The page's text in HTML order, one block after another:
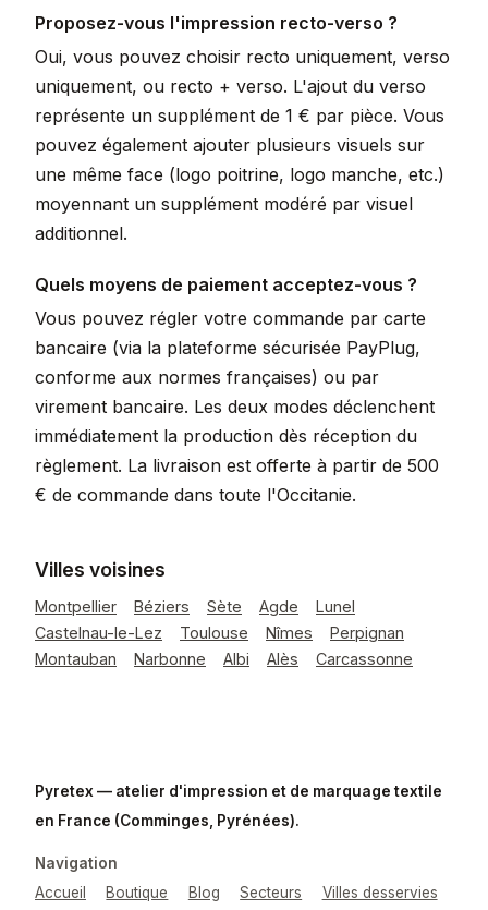
Proposez-vous l'impression recto-verso ?
Oui, vous pouvez choisir recto uniquement, verso
uniquement, ou recto + verso. L'ajout du verso
représente un supplément de 1 € par pièce. Vous
pouvez également ajouter plusieurs visuels sur
une même face (logo poitrine, logo manche, etc.)
moyennant un supplément modéré par visuel
additionnel.
Quels moyens de paiement acceptez-vous ?
Vous pouvez régler votre commande par carte
bancaire (via la plateforme sécurisée PayPlug,
conforme aux normes françaises) ou par
virement bancaire. Les deux modes déclenchent
immédiatement la production dès réception du
règlement. La livraison est offerte à partir de 500
€ de commande dans toute l'Occitanie.
Villes voisines
Montpellier Béziers Sète Agde
Lunel
Castelnau-le-Lez
Toulouse Nîmes
Perpignan
Montauban
Narbonne Albi Alès Carcassonne
Pyretex — atelier d'impression et de marquage textile
en France (Comminges, Pyrénées).
Navigation
Accueil
Boutique Blog Secteurs
Villes desservies